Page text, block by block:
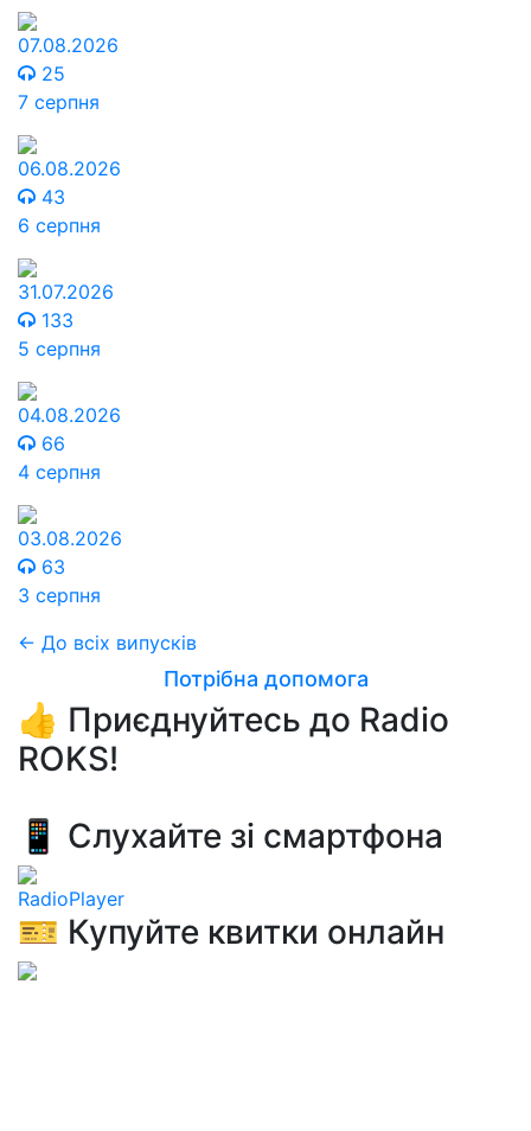
07.08.2026
25
7 серпня
06.08.2026
43
6 серпня
31.07.2026
133
5 серпня
04.08.2026
66
4 серпня
03.08.2026
63
3 серпня
← До всіх випусків
Потрібна допомога
👍 Приєднуйтесь до Radio
ROKS!
📱 Слухайте зі смартфона
RadioPlayer
🎫 Купуйте квитки онлайн